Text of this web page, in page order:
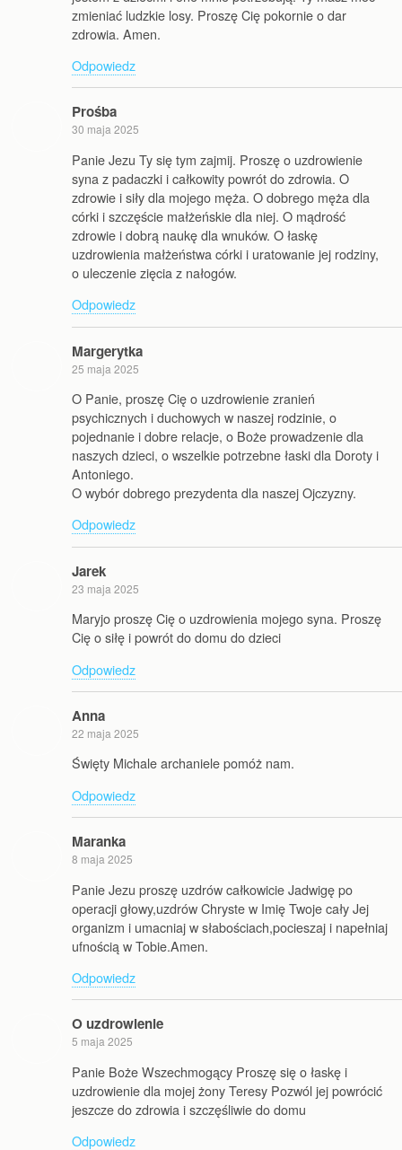
zmieniać ludzkie losy. Proszę Cię pokornie o dar
zdrowia. Amen.
Odpowiedz
Prośba
30 maja 2025
Panie Jezu Ty się tym zajmij. Proszę o uzdrowienie
syna z padaczki i całkowity powrót do zdrowia. O
zdrowie i siły dla mojego męża. O dobrego męża dla
córki i szczęście małżeńskie dla niej. O mądrość
zdrowie i dobrą naukę dla wnuków. O łaskę
uzdrowienia małżeństwa córki i uratowanie jej rodziny,
o uleczenie zięcia z nałogów.
Odpowiedz
Margerytka
25 maja 2025
O Panie, proszę Cię o uzdrowienie zranień
psychicznych i duchowych w naszej rodzinie, o
pojednanie i dobre relacje, o Boże prowadzenie dla
naszych dzieci, o wszelkie potrzebne łaski dla Doroty i
Antoniego.
O wybór dobrego prezydenta dla naszej Ojczyzny.
Odpowiedz
Jarek
23 maja 2025
Maryjo proszę Cię o uzdrowienia mojego syna. Proszę
Cię o siłę i powrót do domu do dzieci
Odpowiedz
Anna
22 maja 2025
Święty Michale archaniele pomóż nam.
Odpowiedz
Maranka
8 maja 2025
Panie Jezu proszę uzdrów całkowicie Jadwigę po
operacji głowy,uzdrów Chryste w Imię Twoje cały Jej
organizm i umacniaj w słabościach,pocieszaj i napełniaj
ufnością w Tobie.Amen.
Odpowiedz
O uzdrowienie
5 maja 2025
Panie Boże Wszechmogący Proszę się o łaskę i
uzdrowienie dla mojej żony Teresy Pozwól jej powrócić
jeszcze do zdrowia i szczęśliwie do domu
Odpowiedz